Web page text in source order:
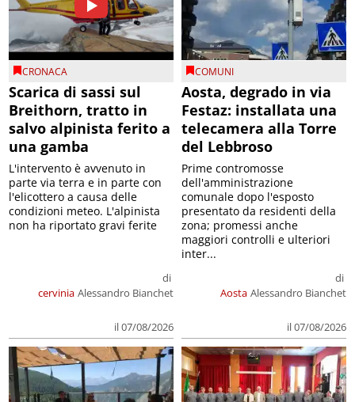
CRONACA
Scarica di sassi sul
Breithorn, tratto in
salvo alpinista ferito a
una gamba
cervinia
di
Alessandro Bianchet
il 07/08/2026
L'intervento è avvenuto in
parte via terra e in parte con
l'elicottero a causa delle
condizioni meteo. L'alpinista
non ha riportato gravi ferite
COMUNI
Aosta, degrado in via
Festaz: installata una
telecamera alla Torre
del Lebbroso
Aosta
di
Alessandro Bianchet
il 07/08/2026
Prime contromosse
dell'amministrazione
comunale dopo l'esposto
presentato da residenti della
zona; promessi anche
maggiori controlli e ulteriori
inter...